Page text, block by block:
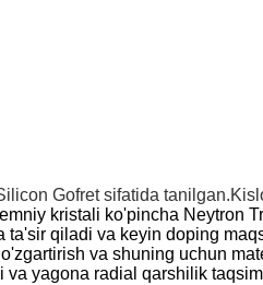
Gofret sifatida
kristali ko'pincha Neytron
qiladi va keyin doping
va shuning uchun
yagona radial qarshilik